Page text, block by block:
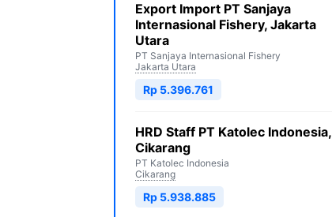
Export Import PT Sanjaya
Internasional Fishery, Jakarta
Utara
PT Sanjaya Internasional Fishery
Jakarta Utara
Rp 5.396.761
HRD Staff PT Katolec Indonesia,
Cikarang
PT Katolec Indonesia
Cikarang
Rp 5.938.885